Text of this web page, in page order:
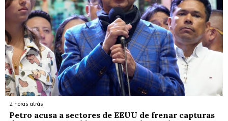
2 horas atrás
Petro acusa a sectores de EEUU de frenar capturas